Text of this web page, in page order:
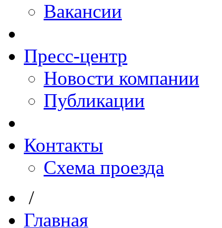
Вакансии
Пресс-центр
Новости компании
Публикации
Контакты
Схема проезда
/
Главная